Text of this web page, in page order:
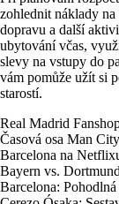
zohlednit náklady
dopravu a další
ubytování včas,
slevy na vstupy do
vám pomůže užít si
starostí.
Real Madrid
Časová osa Man
Barcelona na
Bayern vs.
Barcelona: